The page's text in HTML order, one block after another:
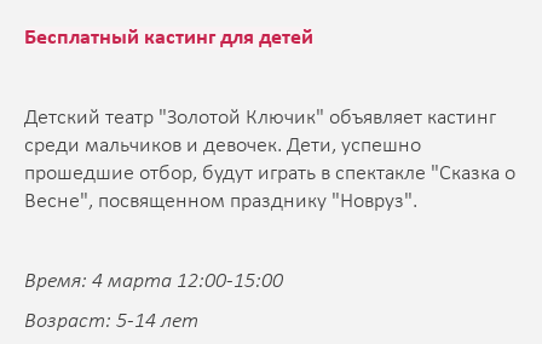
Бесплатный кастинг для детей
Детский театр "Золотой Ключик" объявляет кастинг
среди мальчиков и девочек. Дети, успешно
прошедшие отбор, будут играть в спектакле "Сказка о
Весне", посвященном празднику "Новруз".
Время: 4 марта 12:00-15:00
Возраст: 5-14 лет